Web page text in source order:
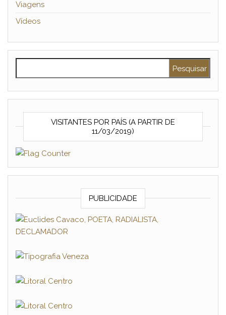
Viagens
Vídeos
VISITANTES POR PAÍS (A PARTIR DE
11/03/2019)
PUBLICIDADE